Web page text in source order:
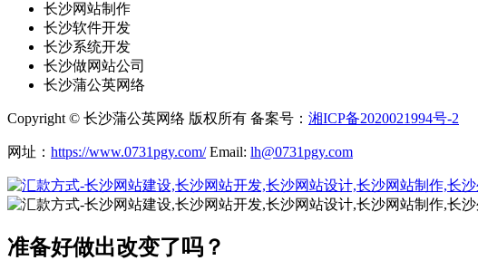
长沙网站制作
长沙软件开发
长沙系统开发
长沙做网站公司
长沙蒲公英网络
Copyright © 长沙蒲公英网络 版权所有 备案号： 湘ICP备2020021994号-2
网址： https://www.0731pgy.com/ Email: lh@0731pgy.com
准备好做出改变了吗？